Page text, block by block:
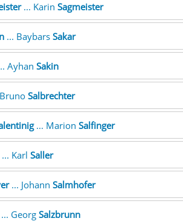
... Karin Sagmeister
... Baybars Sakar
Ayhan Sakin
Salbrechter
... Marion Salfinger
... Karl Saller
... Johann Salmhofer
Georg Salzbrunn